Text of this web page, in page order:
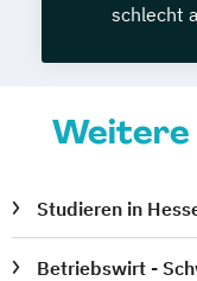
schlecht
Weitere
Studieren in
Betriebswirt -